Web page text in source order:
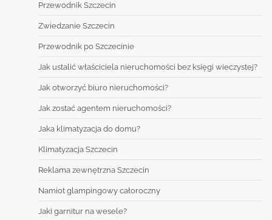
Przewodnik Szczecin
Zwiedzanie Szczecin
Przewodnik po Szczecinie
Jak ustalić właściciela nieruchomości bez księgi wieczystej?
Jak otworzyć biuro nieruchomości?
Jak zostać agentem nieruchomości?
Jaka klimatyzacja do domu?
Klimatyzacja Szczecin
Reklama zewnętrzna Szczecin
Namiot glampingowy całoroczny
Jaki garnitur na wesele?